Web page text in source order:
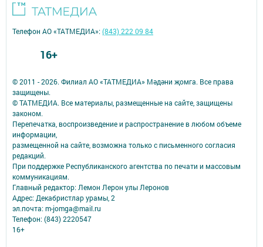
© 2011 - 2026. Филиал АО «ТАТМЕДИА» Мәдәни җомга. Все права
защищены.
© ТАТМЕДИА. Все материалы, размещенные на сайте, защищены
законом.
Перепечатка, воспроизведение и распространение в любом объеме
информации,
размещенной на сайте, возможна только с письменного согласия
редакций.
При поддержке Республиканского агентства по печати и массовым
коммуникациям.
Главный редактор: Лемон Лерон улы Леронов
Адрес: Декабристлар урамы, 2
эл.почта: m-jomga@mail.ru
Телефон: (843) 2220547
16+
Телефон АО «ТАТМЕДИА»:(843) 222 09 84
16+